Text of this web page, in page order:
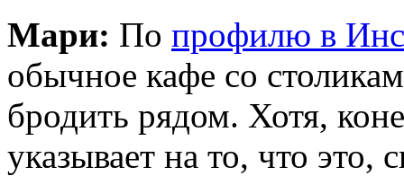
Мари: По профилю в
обычное кафе со
бродить рядом. Хотя,
указывает на то, что это,